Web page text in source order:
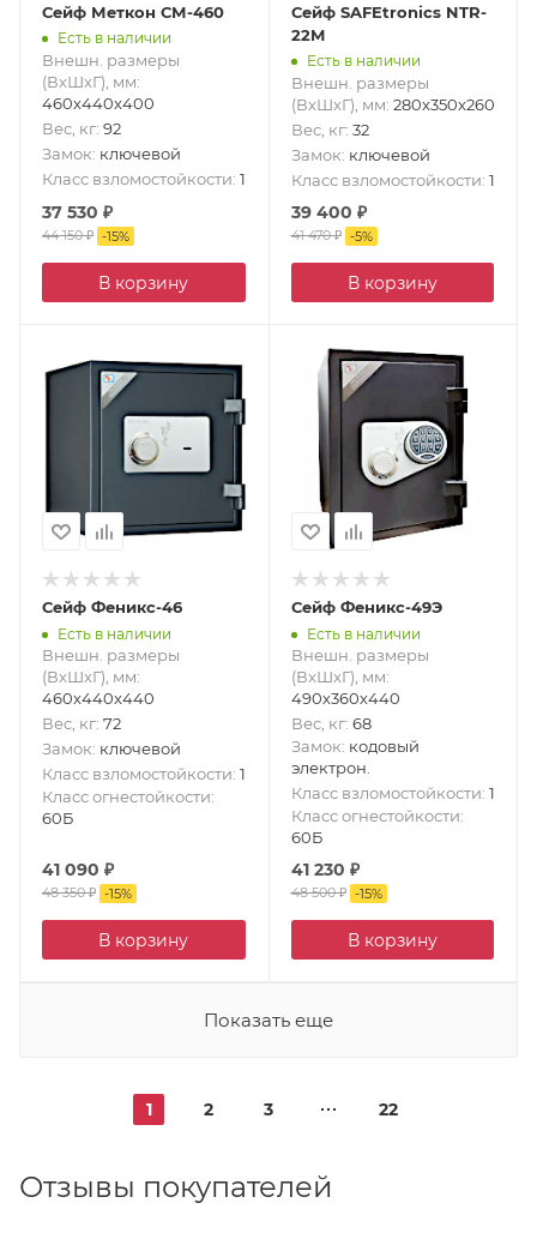
Сейф Меткон СМ-460
Есть в наличии
Внешн. размеры
(ВxШxГ), мм:
460x440x400
Вес, кг: 92
Замок: ключевой
Класс взломостойкости: 1
37 530 ₽
44 150₽ -15%
В корзину
Сейф SAFEtronics NTR-
22M
Есть в наличии
Внешн. размеры
(ВxШxГ), мм: 280x350x260
Вес, кг: 32
Замок: ключевой
Класс взломостойкости: 1
39 400 ₽
41 470₽ -5%
В корзину
Сейф Феникс-46
Есть в наличии
Внешн. размеры
(ВxШxГ), мм:
460x440x440
Вес, кг: 72
Замок: ключевой
Класс взломостойкости: 1
Класс огнестойкости:
60Б
41 090 ₽
48 350₽ -15%
В корзину
Сейф Феникс-49Э
Есть в наличии
Внешн. размеры
(ВxШxГ), мм:
490х360х440
Вес, кг: 68
Замок: кодовый
электрон.
Класс взломостойкости: 1
Класс огнестойкости:
60Б
41 230 ₽
48 500₽ -15%
В корзину
Показать еще
1 2 3 22
Отзывы покупателей